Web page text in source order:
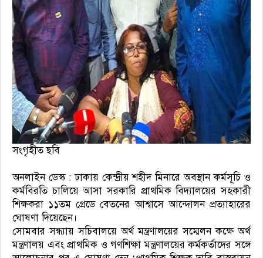
সংগৃহীত ছবি
অনলাইন ডেস্ক : ঢাকায় কেন্দ্রীয় শহীদ মিনারে অবস্থান কর্মসূচি ও
কর্মবিরতি চালিয়ে আসা সরকারি প্রাথমিক বিদ্যালয়ের সহকারী
শিক্ষকরা ১১তম গ্রেডে বেতনের আশ্বাসে আন্দোলন প্রত্যাহারের
ঘোষণা দিয়েছেন।
সোমবার সন্ধ্যায় সচিবালয়ে অর্থ মন্ত্রণালয়ের সম্মেলন কক্ষে অর্থ
মন্ত্রণালয় এবং প্রাথমিক ও গণশিক্ষা মন্ত্রণালয়ের কর্মকর্তাদের সঙ্গে